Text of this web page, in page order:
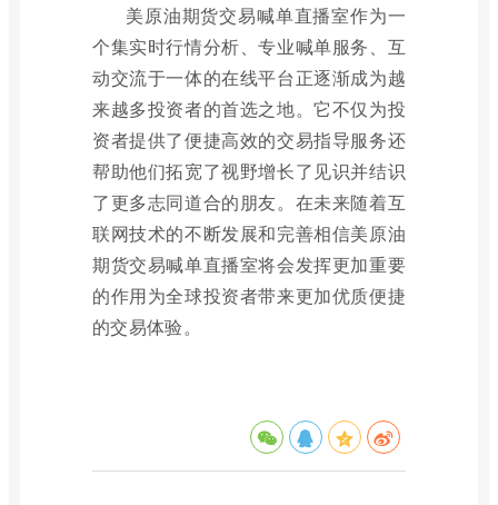
美原油期货交易喊单直播室作为一
个集实时行情分析、专业喊单服务、互
动交流于一体的在线平台正逐渐成为越
来越多投资者的首选之地。它不仅为投
资者提供了便捷高效的交易指导服务还
帮助他们拓宽了视野增长了见识并结识
了更多志同道合的朋友。在未来随着互
联网技术的不断发展和完善相信美原油
期货交易喊单直播室将会发挥更加重要
的作用为全球投资者带来更加优质便捷
的交易体验。